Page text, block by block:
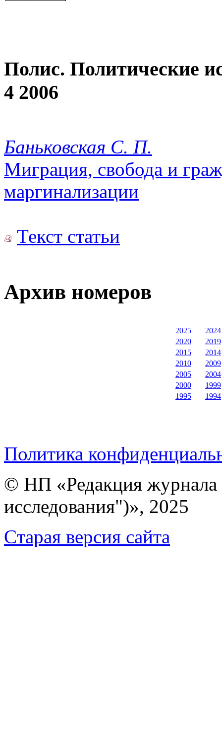
Полис. Политические
4 2006
Баньковская С. П.
Миграция, свобода и
маргинализации
Текст статьи
Архив номеров
2025
2024
2020
2019
2015
2014
2010
2009
2005
2004
2000
1999
1995
1994
Политика
© НП «Редакция
исследования")», 2025
Cтарая версия сайта